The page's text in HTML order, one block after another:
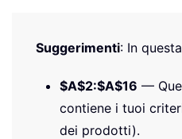
Suggerimenti: In
$A$2:$A$16 —
contiene i tuoi
dei prodotti).